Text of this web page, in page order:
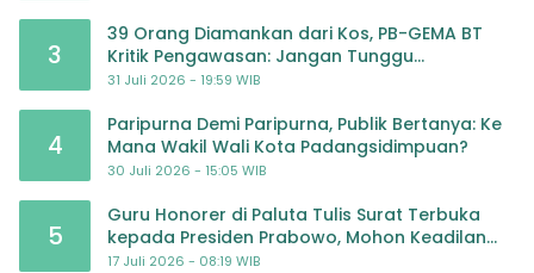
3
39 Orang Diamankan dari Kos, PB-GEMA BT
Kritik Pengawasan: Jangan Tunggu
Masyarakat Bergerak Baru Negara Bertindak
31 Juli 2026 - 19:59 WIB
4
Paripurna Demi Paripurna, Publik Bertanya: Ke
Mana Wakil Wali Kota Padangsidimpuan?
30 Juli 2026 - 15:05 WIB
5
Guru Honorer di Paluta Tulis Surat Terbuka
kepada Presiden Prabowo, Mohon Keadilan
atas Dugaan Kriminalisasi
17 Juli 2026 - 08:19 WIB